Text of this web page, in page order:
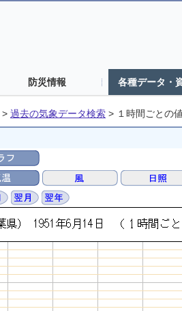
防災情報 各種データ・
> 過去の気象データ検索 > １時間ごとの